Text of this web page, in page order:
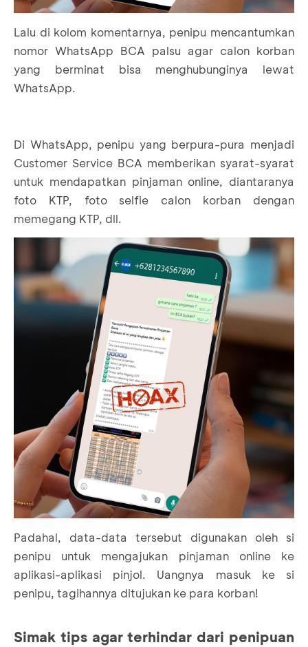
Lalu di kolom komentarnya, penipu mencantumkan
nomor WhatsApp BCA palsu agar calon korban
yang berminat bisa menghubunginya lewat
WhatsApp.
Di WhatsApp, penipu yang berpura-pura menjadi
Customer Service BCA memberikan syarat-syarat
untuk mendapatkan pinjaman online, diantaranya
foto KTP, foto selfie calon korban dengan
memegang KTP, dll.
Padahal, data-data tersebut digunakan oleh si
penipu untuk mengajukan pinjaman online ke
aplikasi-aplikasi pinjol. Uangnya masuk ke si
penipu, tagihannya ditujukan ke para korban!
Simak tips agar terhindar dari penipuan